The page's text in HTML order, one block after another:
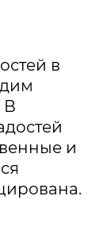
в
В
и